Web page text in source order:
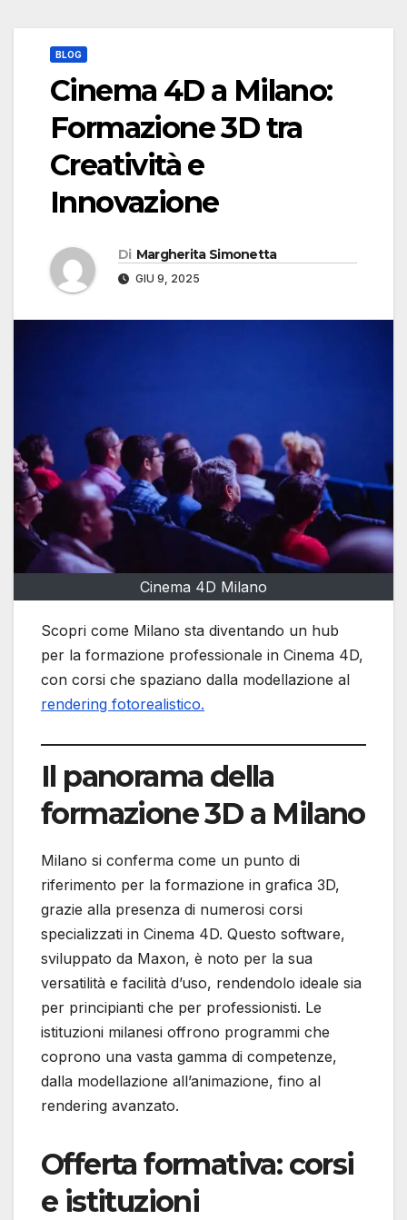
BLOG
Cinema 4D a Milano:
Formazione 3D tra
Creatività e
Innovazione
Di Margherita Simonetta
GIU 9, 2025
Cinema 4D Milano
Scopri come Milano sta diventando un hub
per la formazione professionale in Cinema 4D,
con corsi che spaziano dalla modellazione al
rendering fotorealistico.
Il panorama della
formazione 3D a Milano
Milano si conferma come un punto di
riferimento per la formazione in grafica 3D,
grazie alla presenza di numerosi corsi
specializzati in Cinema 4D. Questo software,
sviluppato da Maxon, è noto per la sua
versatilità e facilità d’uso, rendendolo ideale sia
per principianti che per professionisti. Le
istituzioni milanesi offrono programmi che
coprono una vasta gamma di competenze,
dalla modellazione all’animazione, fino al
rendering avanzato.
Offerta formativa: corsi
e istituzioni